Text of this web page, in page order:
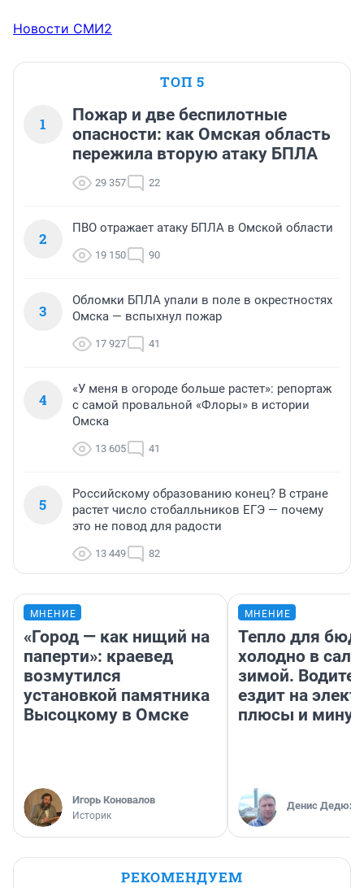
Новости СМИ2
ТОП 5
1
Пожар и две беспилотные
опасности: как Омская область
пережила вторую атаку БПЛА
29 357 22
2
ПВО отражает атаку БПЛА в Омской области
19 150 90
3
Обломки БПЛА упали в поле в окрестностях
Омска — вспыхнул пожар
17 927 41
4
«У меня в огороде больше растет»: репортаж
с самой провальной «Флоры» в истории
Омска
13 605 41
5
Российскому образованию конец? В стране
растет число стобалльников ЕГЭ — почему
это не повод для радости
13 449 82
МНЕНИЕ
«Город — как нищий на
паперти»: краевед
возмутился
установкой памятника
Высоцкому в Омске
Игорь Коновалов
Историк
МНЕНИЕ
Тепло для
холодно в
зимой.
ездит на
плюсы и
Денис
РЕКОМЕНДУЕМ